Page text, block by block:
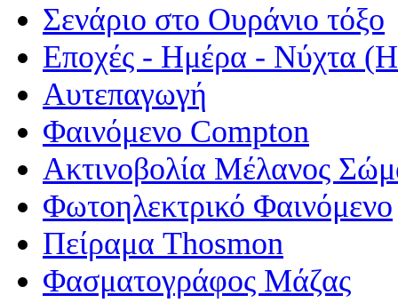
Σενάριο στο Ουράνιο τόξο
Εποχές - Ημέρα - Νύχτα
Αυτεπαγωγή
Φαινόμενο Compton
Ακτινοβολία Μέλανος
Φωτοηλεκτρικό Φαινόμενο
Πείραμα Thosmon
Φασματογράφος Μάζας